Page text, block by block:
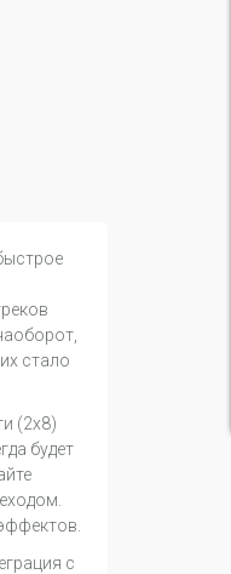
стало
(2х8)
будет
с